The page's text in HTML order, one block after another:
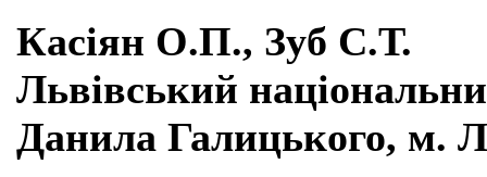
Касіян О.П., Зуб С.Т.
Львівський
Данила Галицького, м.